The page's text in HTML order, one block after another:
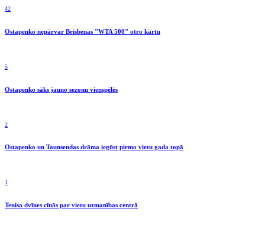
42
Ostapenko nepārvar Brisbenas "WTA 500" otro kārtu
5
Ostapenko sāks jauno sezonu vienspēlēs
2
Ostapenko un Taunsendas drāma iegūst pirmo vietu gada topā
1
Tenisa dvīnes cīnās par vietu uzmanības centrā